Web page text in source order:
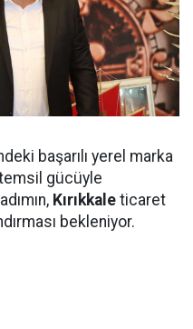
başarılı yerel marka
gücüyle
Kırıkkale ticaret
bekleniyor.